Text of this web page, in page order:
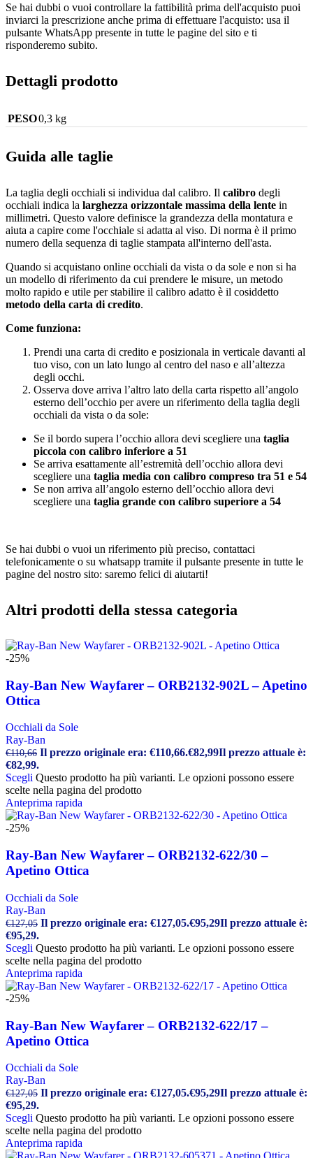
Se hai dubbi o vuoi controllare la fattibilità prima dell'acquisto puoi
inviarci la prescrizione anche prima di effettuare l'acquisto: usa il
pulsante WhatsApp presente in tutte le pagine del sito e ti
risponderemo subito.
Dettagli prodotto
PESO0,3 kg
Guida alle taglie
La taglia degli occhiali si individua dal calibro. Il calibro degli
occhiali indica la larghezza orizzontale massima della lente in
millimetri. Questo valore definisce la grandezza della montatura e
aiuta a capire come l'occhiale si adatta al viso. Di norma è il primo
numero della sequenza di taglie stampata all'interno dell'asta.
Quando si acquistano online occhiali da vista o da sole e non si ha
un modello di riferimento da cui prendere le misure, un metodo
molto rapido e utile per stabilire il calibro adatto è il cosiddetto
metodo della carta di credito.
Come funziona:
Prendi una carta di credito e posizionala in verticale davanti al
tuo viso, con un lato lungo al centro del naso e all’altezza
degli occhi.
Osserva dove arriva l’altro lato della carta rispetto all’angolo
esterno dell’occhio per avere un riferimento della taglia degli
occhiali da vista o da sole:
Se il bordo supera l’occhio allora devi scegliere una taglia
piccola con calibro inferiore a 51
Se arriva esattamente all’estremità dell’occhio allora devi
scegliere una taglia media con calibro compreso tra 51 e 54
Se non arriva all’angolo esterno dell’occhio allora devi
scegliere una taglia grande con calibro superiore a 54
Se hai dubbi o vuoi un riferimento più preciso, contattaci
telefonicamente o su whatsapp tramite il pulsante presente in tutte le
pagine del nostro sito: saremo felici di aiutarti!
Altri prodotti della stessa categoria
-25%
Ray-Ban New Wayfarer – ORB2132-902L – Apetino
Ottica
Occhiali da Sole
Ray-Ban
€110,66 Il prezzo originale era: €110,66.€82,99Il prezzo attuale è:
€82,99.
Scegli Questo prodotto ha più varianti. Le opzioni possono essere
scelte nella pagina del prodotto
Anteprima rapida
-25%
Ray-Ban New Wayfarer – ORB2132-622/30 –
Apetino Ottica
Occhiali da Sole
Ray-Ban
€127,05 Il prezzo originale era: €127,05.€95,29Il prezzo attuale è:
€95,29.
Scegli Questo prodotto ha più varianti. Le opzioni possono essere
scelte nella pagina del prodotto
Anteprima rapida
-25%
Ray-Ban New Wayfarer – ORB2132-622/17 –
Apetino Ottica
Occhiali da Sole
Ray-Ban
€127,05 Il prezzo originale era: €127,05.€95,29Il prezzo attuale è:
€95,29.
Scegli Questo prodotto ha più varianti. Le opzioni possono essere
scelte nella pagina del prodotto
Anteprima rapida